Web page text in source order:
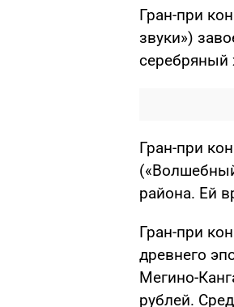
Гран-при
звуки»)
серебряный
Гран-при
района. Ей
Гран-при
древнего
Мегино-
рублей.